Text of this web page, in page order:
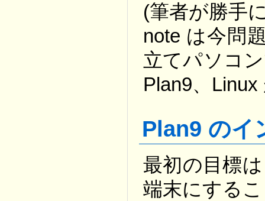
(筆者が勝手
note は今問
立てパソコ
Plan9、
Plan9 のイ
最初の目標
端末にする